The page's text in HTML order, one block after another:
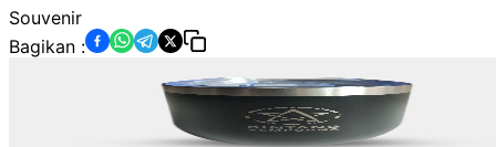
Souvenir
Bagikan :